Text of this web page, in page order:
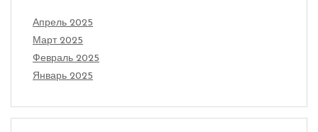
Апрель 2025
Март 2025
Февраль 2025
Январь 2025